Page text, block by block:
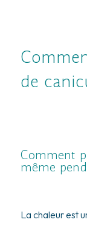
de
Comment
même
La chaleur est